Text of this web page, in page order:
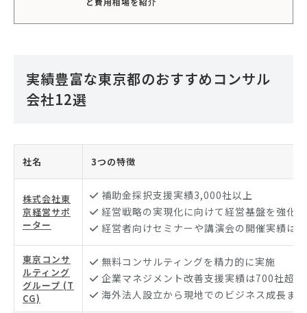
実績豊富な東京都のおすすめコンサル
会社12選
社名 3つの特徴
株式会社東
京経営サポ
ーター
補助金採択支援実績3,000社以上
経営戦略の実現化に向けて経営基盤を強化
経営者向けセミナーや講演会の開催実績は
東京コンサ
ルティング
グループ (T
CG)
無料コンサルティングを精力的に実施
企業マネジメント改善支援実績は700社超
海外法人設立から現地でのビジネス成長ま